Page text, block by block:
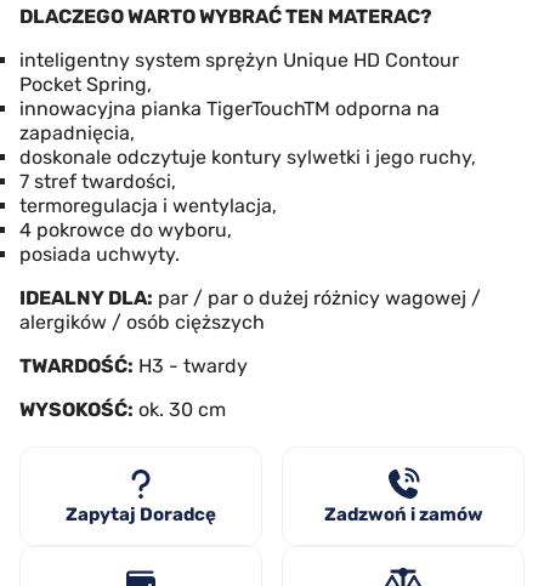
DLACZEGO WARTO WYBRAĆ TEN MATERAC?
inteligentny system sprężyn Unique HD Contour
Pocket Spring,
innowacyjna pianka TigerTouchTM odporna na
zapadnięcia,
doskonale odczytuje kontury sylwetki i jego ruchy,
7 stref twardości,
termoregulacja i wentylacja,
4 pokrowce do wyboru,
posiada uchwyty.
IDEALNY DLA: par / par o dużej różnicy wagowej /
alergików / osób cięższych
TWARDOŚĆ: H3 - twardy
WYSOKOŚĆ: ok. 30 cm
Zapytaj Doradcę Zadzwoń i zamów